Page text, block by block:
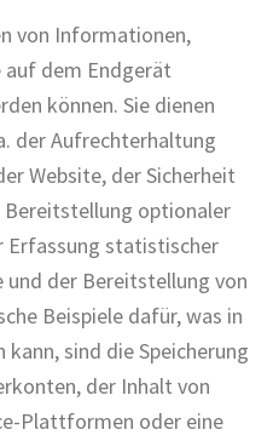
von Informationen,
dem Endgerät
können. Sie dienen
der Aufrechterhaltung
Website, der Sicherheit
Bereitstellung optionaler
Erfassung statistischer
und der Bereitstellung von
Beispiele dafür, was in
sind die Speicherung
der Inhalt von
Plattformen oder eine